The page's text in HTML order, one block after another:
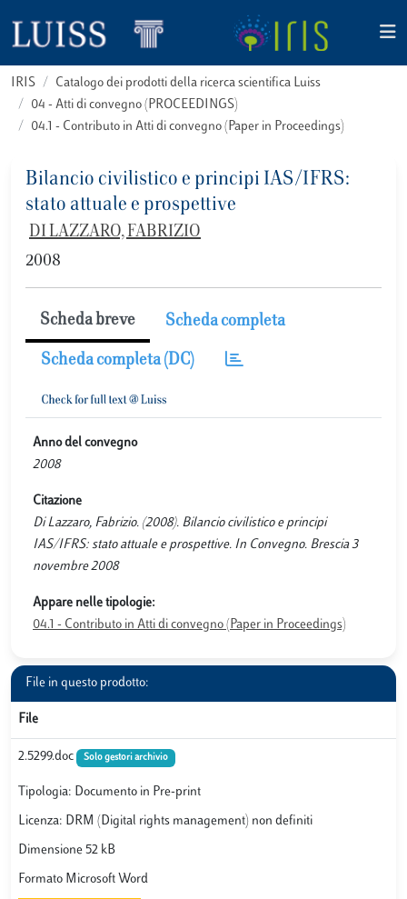
IRIS
Catalogo dei prodotti della ricerca scientifica Luiss
04 - Atti di convegno (PROCEEDINGS)
04.1 - Contributo in Atti di convegno (Paper in Proceedings)
Bilancio civilistico e principi IAS/IFRS:
stato attuale e prospettive
DI LAZZARO, FABRIZIO
2008
Scheda breve Scheda completa
Scheda completa (DC)
Anno del convegno
2008
Citazione
Di Lazzaro, Fabrizio. (2008). Bilancio civilistico e principi
IAS/IFRS: stato attuale e prospettive. In Convegno. Brescia 3
novembre 2008
Appare nelle tipologie:
04.1 - Contributo in Atti di convegno (Paper in Proceedings)
File in questo prodotto:
File
2.5299.doc Solo gestori archivio
Tipologia: Documento in Pre-print
Licenza: DRM (Digital rights management) non definiti
Dimensione 52 kB
Formato Microsoft Word